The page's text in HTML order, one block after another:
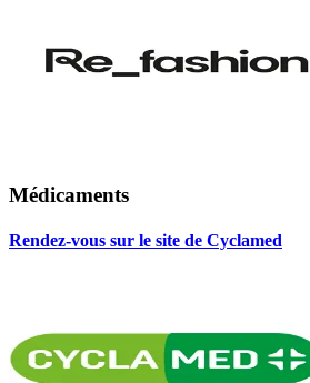
Médicaments
Rendez-vous sur le site de Cyclamed